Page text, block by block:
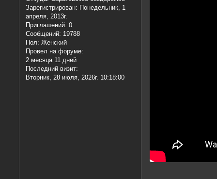
Зарегистрирован: Понедельник, 1
апреля, 2013г.
Приглашений: 0
Сообщений: 19788
Пол: Женский
Провел на форуме:
2 месяца 11 дней
Последний визит:
Вторник, 28 июля, 2026г. 10:18:00